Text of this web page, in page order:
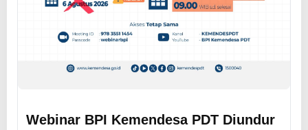
Webinar BPI Kemendesa PDT Diundur